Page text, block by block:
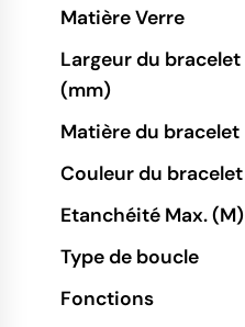
Matière Verre
Largeur du bracelet
(mm)
Matière du bracelet
Couleur du bracelet
Etanchéité Max. (M)
Type de boucle
Fonctions